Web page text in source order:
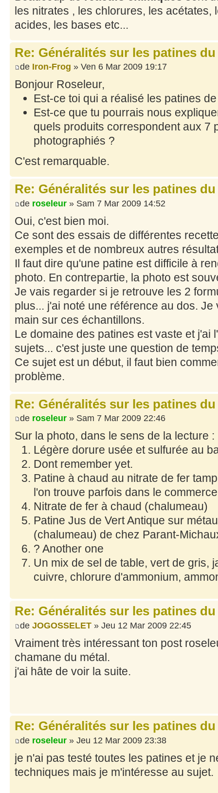
les nitrates , les chlorures, les acétates,
acides, les bases etc...
Re: Généralités sur les patines
de Iron-Frog » Ven 6 Mar 2009 19:17
Bonjour Roseleur,
Est-ce toi qui a réalisé les patines
Est-ce que tu pourrais nous
quels produits correspondent aux 7
photographiés ?
C'est remarquable.
Re: Généralités sur les patines
de roseleur » Sam 7 Mar 2009 14:52
Oui, c'est bien moi.
Ce sont des essais de différentes
exemples et de nombreux autres
Il faut dire qu'une patine est difficile à
photo. En contrepartie, la photo est
Je vais regarder si je retrouve les 2
plus... j'ai noté une référence au dos.
main sur ces échantillons.
Le domaine des patines est vaste et j'ai
sujets... c'est juste une question de
Ce sujet est un début, il faut bien
problème.
Re: Généralités sur les patines
de roseleur » Sam 7 Mar 2009 22:46
Sur la photo, dans le sens de la lecture :
Légère dorure usée et sulfurée au
Dont remember yet.
Patine à chaud au nitrate de fer
l'on trouve parfois dans le
Nitrate de fer à chaud (chalumeau)
Patine Jus de Vert Antique sur
(chalumeau) de chez Parant-
? Another one
Un mix de sel de table, vert de gris,
cuivre, chlorure d'ammonium,
Re: Généralités sur les patines
de JOGOSSELET » Jeu 12 Mar 2009 22:45
Vraiment très intéressant ton post
chamane du métal.
j'ai hâte de voir la suite.
Re: Généralités sur les patines
de roseleur » Jeu 12 Mar 2009 23:38
je n'ai pas testé toutes les patines et je
techniques mais je m'intéresse au sujet.